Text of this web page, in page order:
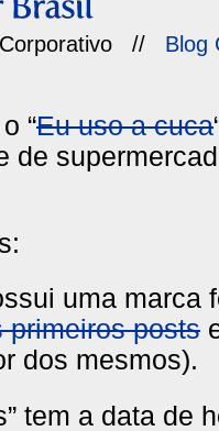
// Blog
“Eu uso a cuca
de
uma marca
primeiros posts
dos mesmos).
tem a data de